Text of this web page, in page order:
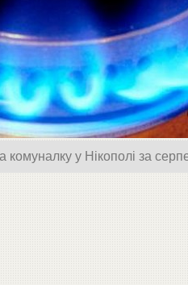
комуналку у Нікополі за